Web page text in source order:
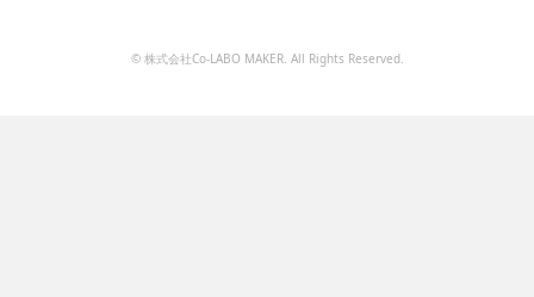
© 株式会社Co-LABO MAKER. All Rights Reserved.